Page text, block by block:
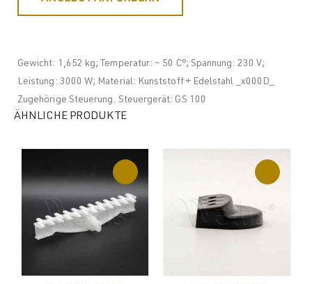
Gewicht: 1,652 kg; Temperatur: ~ 50 C°; Spannung: 230 V;
Leistung: 3000 W; Material: Kunststoff + Edelstahl _x000D_
Zugehörige Steuerung. Steuergerät: GS 100
ÄHNLICHE PRODUKTE